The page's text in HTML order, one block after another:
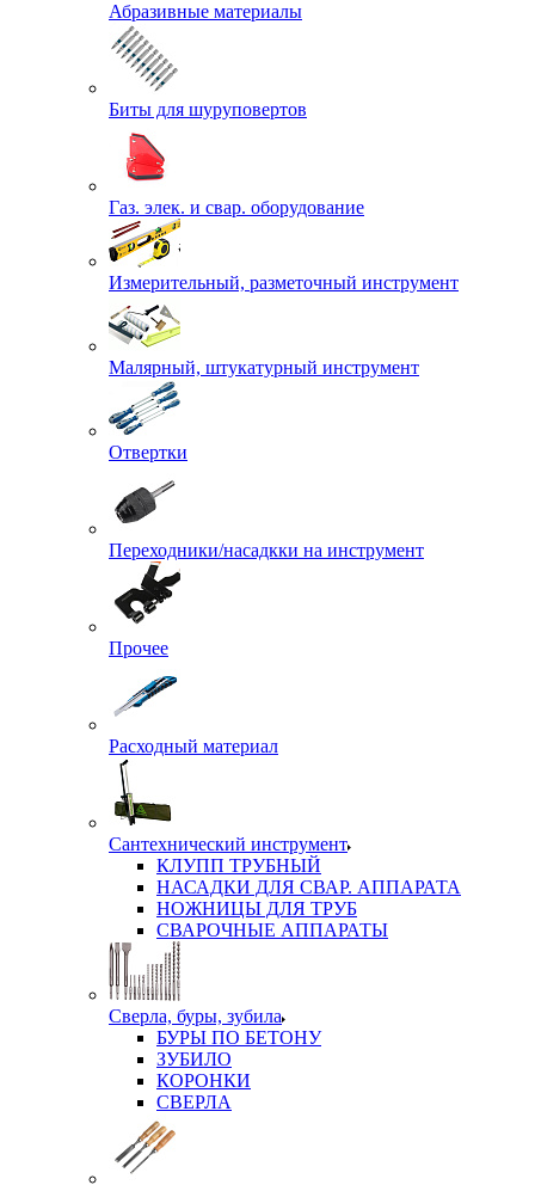
Абразивные материалы
Биты для шуруповертов
Газ. элек. и свар. оборудование
Измерительный, разметочный инструмент
Малярный, штукатурный инструмент
Отвертки
Переходники/насадкки на инструмент
Прочее
Расходный материал
Сантехнический инструмент
КЛУПП ТРУБНЫЙ
НАСАДКИ ДЛЯ СВАР. АППАРАТА
НОЖНИЦЫ ДЛЯ ТРУБ
СВАРОЧНЫЕ АППАРАТЫ
Сверла, буры, зубила
БУРЫ ПО БЕТОНУ
ЗУБИЛО
КОРОНКИ
СВЕРЛА